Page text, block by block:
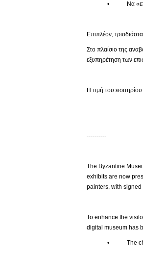
• Να
Επιπλέον,
Στο πλαίσιο της
εξυπηρέτηση των
Η τιμή του
----------
The Byzantine
exhibits are now
painters, with
To enhance the
digital museum has
• The